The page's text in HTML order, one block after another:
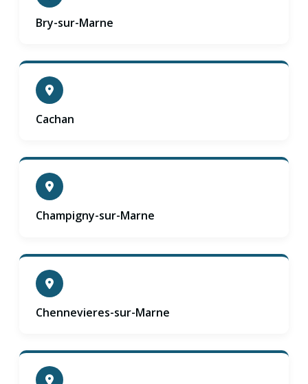
Bry-sur-Marne
Cachan
Champigny-sur-Marne
Chennevieres-sur-Marne